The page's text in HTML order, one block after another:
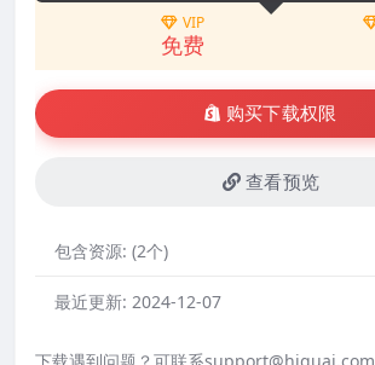
VIP
免费
购买下载权限
查看预览
包含资源: (2个)
最近更新: 2024-12-07